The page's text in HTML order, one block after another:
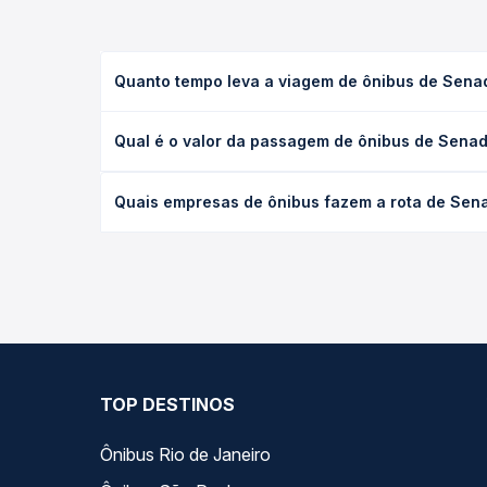
Quanto tempo leva a viagem de ônibus de
executivo ou leito) e as condições de tráfego. Na
Qual é o valor da passagem de ônibus de
poltrona e a antecedência da compra. Na Quero
Quais empresas de ônibus fazem a rota de
TOP DESTINOS
Ônibus Rio de Janeiro